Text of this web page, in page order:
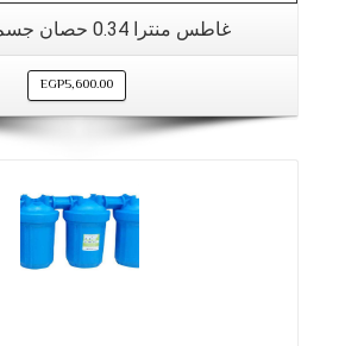
غاطس منترا 0.34 حصان جسم بلاستيك
EGP5,600.00